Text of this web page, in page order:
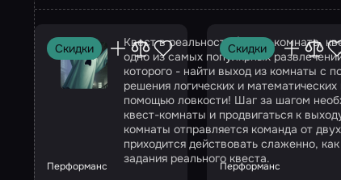
Скидки
Перформанс
Скидки
Перформанс
Квест в реальности (квест-комната,
одно из самых популярных
которого - найти выход из комнаты с
решения логических и
помощью ловкости! Шаг за шагом
квест-комнаты и продвигаться к
комнаты отправляется команда от
приходится действовать слаженно,
задания реального квеста.